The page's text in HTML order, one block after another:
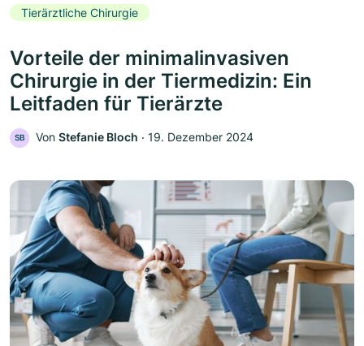
Tierärztliche Chirurgie
Vorteile der minimalinvasiven
Chirurgie in der Tiermedizin: Ein
Leitfaden für Tierärzte
SB Von Stefanie Bloch ‧ 19. Dezember 2024